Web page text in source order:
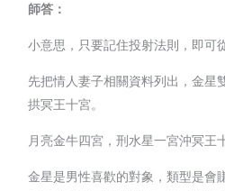
師答：
小意思，只要記住投射法則，即可
先把情人妻子相關資料列出，金星
拱冥王十宮。
月亮金牛四宮，刑水星一宮沖冥王
金星是男性喜歡的對象，類型是會